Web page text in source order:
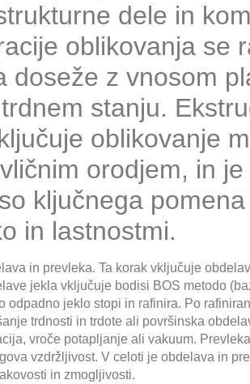
dele in
oblikovanja se
doseže z vnosom
stanju.
oblikovanje
orodjem, in
ključnega
in lastnostmi.
in prevleka. Ta korak vključuje
jekla vključuje bodisi BOS metodo
jeklo stopi in rafinira. Po
trdnosti in trdote ali površinska
vroče potapljanje ali vakuum.
vzdržljivost. V celoti je obdelava in
in zmogljivosti.